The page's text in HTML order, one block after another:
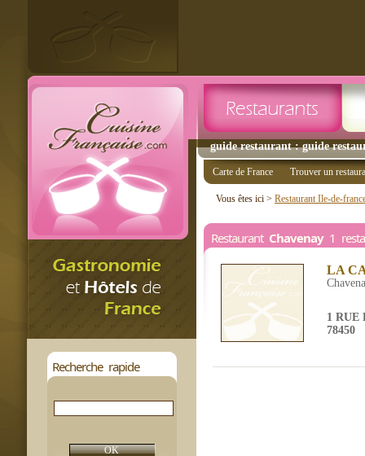
guide restaurant : guide
Recherche rapide
Carte de France Trouver un
Vous êtes ici > Restaurant Ile-de-
Restaurant Chavenay1
LA
1 RUE
78450